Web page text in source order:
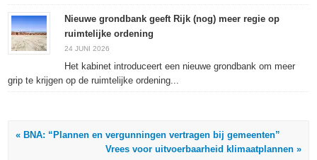
Nieuwe grondbank geeft Rijk (nog) meer regie op
ruimtelijke ordening
24 JUNI 2026
Het kabinet introduceert een nieuwe grondbank om meer
grip te krijgen op de ruimtelijke ordening...
« BNA: “Plannen en vergunningen vertragen bij gemeenten”
Vrees voor uitvoerbaarheid klimaatplannen »